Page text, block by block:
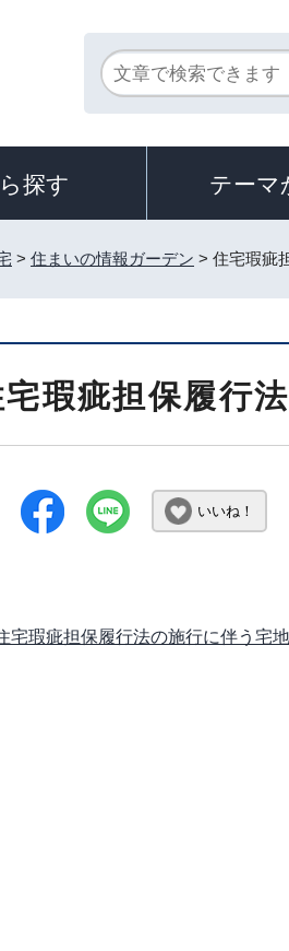
探す テーマ
> 住まいの情報ガーデン > 住宅瑕疵
瑕疵担保履行
いいね！
宅瑕疵担保履行法の施行に伴う宅